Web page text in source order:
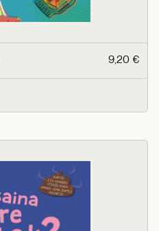
9,20 €